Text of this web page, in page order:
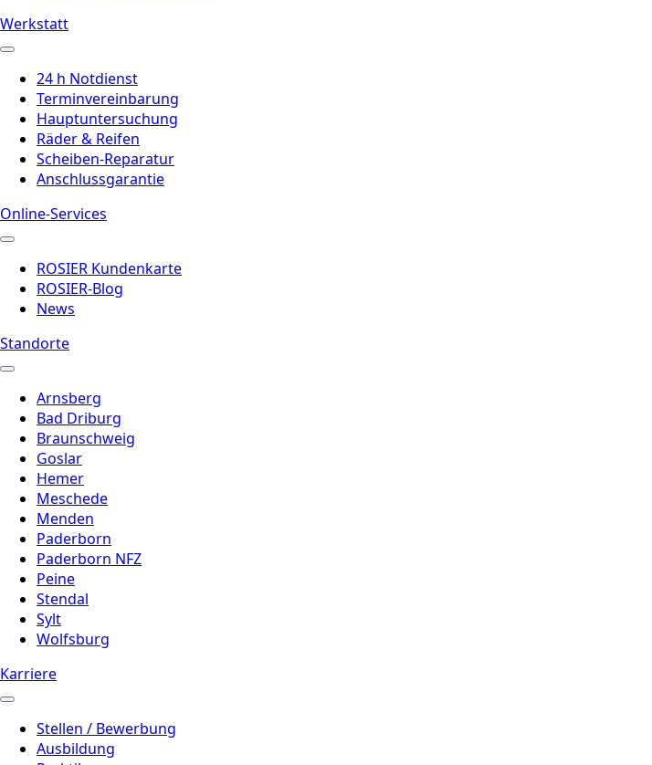
Werkstatt
24 h Notdienst
Terminvereinbarung
Hauptuntersuchung
Räder & Reifen
Scheiben-Reparatur
Anschlussgarantie
Online-Services
ROSIER Kundenkarte
ROSIER-Blog
News
Standorte
Arnsberg
Bad Driburg
Braunschweig
Goslar
Hemer
Meschede
Menden
Paderborn
Paderborn NFZ
Peine
Stendal
Sylt
Wolfsburg
Karriere
Stellen / Bewerbung
Ausbildung